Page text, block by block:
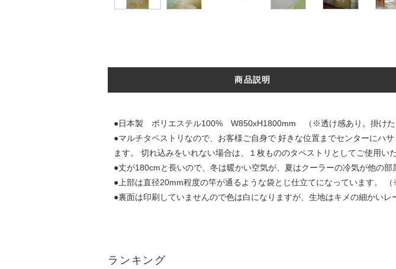
商品説明
●日本製 ポリエステル100% W850xH1800mm （※透け感あり。掛けた
●マルチタペストリなので、お客様ご自身で 好きな位置までセンターにハ
ます。 切れ込みをいれない場合は、１枚もののタペストリとしてご使用いた
●丈が180cmと長いので、冬は暖かい空気が、夏はクーラーの冷気が他の部
●上部は直径20mm程度の竿が通るような袋とじ仕立てになっています。 （
●裏面は印刷していませんので色は白になりますが、生地はキメの細かい
ランキング